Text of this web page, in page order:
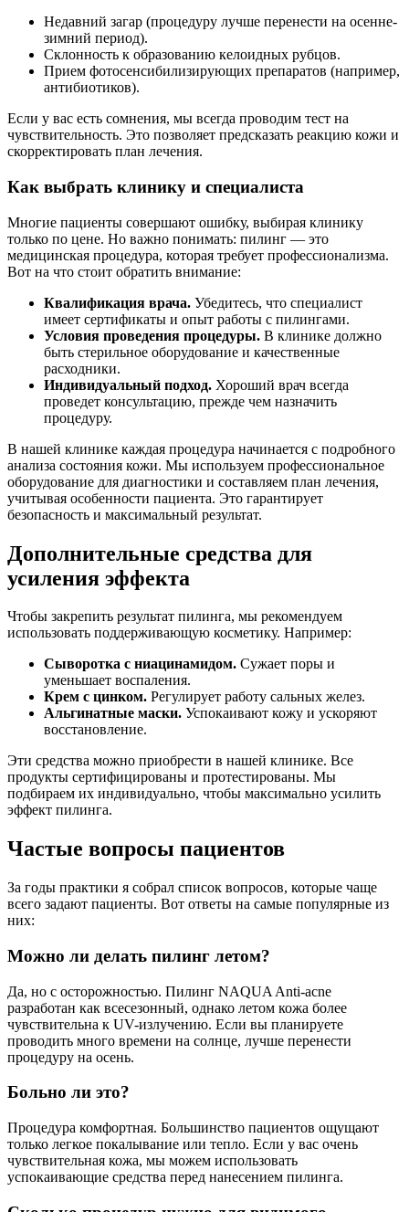
Недавний загар (процедуру лучше перенести на осенне-
зимний период).
Склонность к образованию келоидных рубцов.
Прием фотосенсибилизирующих препаратов (например,
антибиотиков).
Если у вас есть сомнения, мы всегда проводим тест на
чувствительность. Это позволяет предсказать реакцию кожи и
скорректировать план лечения.
Как выбрать клинику и специалиста
Многие пациенты совершают ошибку, выбирая клинику
только по цене. Но важно понимать: пилинг — это
медицинская процедура, которая требует профессионализма.
Вот на что стоит обратить внимание:
Квалификация врача. Убедитесь, что специалист
имеет сертификаты и опыт работы с пилингами.
Условия проведения процедуры. В клинике должно
быть стерильное оборудование и качественные
расходники.
Индивидуальный подход. Хороший врач всегда
проведет консультацию, прежде чем назначить
процедуру.
В нашей клинике каждая процедура начинается с подробного
анализа состояния кожи. Мы используем профессиональное
оборудование для диагностики и составляем план лечения,
учитывая особенности пациента. Это гарантирует
безопасность и максимальный результат.
Дополнительные средства для
усиления эффекта
Чтобы закрепить результат пилинга, мы рекомендуем
использовать поддерживающую косметику. Например:
Сыворотка с ниацинамидом. Сужает поры и
уменьшает воспаления.
Крем с цинком. Регулирует работу сальных желез.
Альгинатные маски. Успокаивают кожу и ускоряют
восстановление.
Эти средства можно приобрести в нашей клинике. Все
продукты сертифицированы и протестированы. Мы
подбираем их индивидуально, чтобы максимально усилить
эффект пилинга.
Частые вопросы пациентов
За годы практики я собрал список вопросов, которые чаще
всего задают пациенты. Вот ответы на самые популярные из
них:
Можно ли делать пилинг летом?
Да, но с осторожностью. Пилинг NAQUA Anti-acne
разработан как всесезонный, однако летом кожа более
чувствительна к UV-излучению. Если вы планируете
проводить много времени на солнце, лучше перенести
процедуру на осень.
Больно ли это?
Процедура комфортная. Большинство пациентов ощущают
только легкое покалывание или тепло. Если у вас очень
чувствительная кожа, мы можем использовать
успокаивающие средства перед нанесением пилинга.